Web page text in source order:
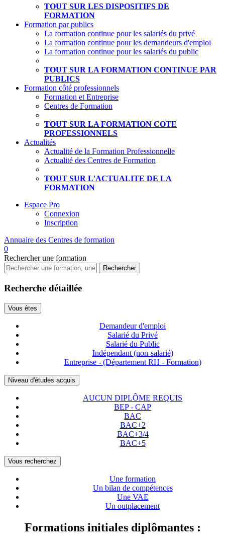
TOUT SUR LES DISPOSITIFS DE
FORMATION
Formation par publics
La formation continue pour les salariés du privé
La formation continue pour les demandeurs d'emploi
La formation continue pour les salariés du public
TOUT SUR LA FORMATION CONTINUE PAR
PUBLICS
Formation côté professionnels
Formation et Entreprise
Centres de Formation
TOUT SUR LA FORMATION COTE
PROFESSIONNELS
Actualités
Actualité de la Formation Professionnelle
Actualité des Centres de Formation
TOUT SUR L'ACTUALITE DE LA
FORMATION
Espace Pro
Connexion
Inscription
Annuaire des Centres de formation
0
Rechercherune formation
Rechercher
Recherche détaillée
Vous êtes
Demandeur d'emploi
Salarié du Privé
Salarié du Public
Indépendant (non-salarié)
Entreprise - (Département RH - Formation)
Niveau d'études acquis
AUCUN DIPLÔME REQUIS
BEP - CAP
BAC
BAC+2
BAC+3/4
BAC+5
Vous recherchez
Une formation
Un bilan de compétences
Une VAE
Un outplacement
Formations initiales diplômantes :